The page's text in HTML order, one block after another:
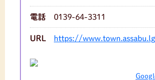
電話 0139-64-3311
URL https://